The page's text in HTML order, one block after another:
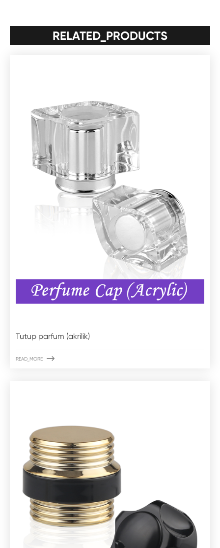
RELATED_PRODUCTS
Tutup parfum (akrilik)
READ_MORE 